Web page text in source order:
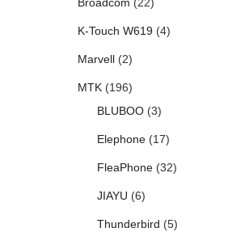
Broadcom (22)
K-Touch W619(4)
Marvell(2)
MTK(196)
BLUBOO(3)
Elephone(17)
FleaPhone(32)
JIAYU (6)
Thunderbird (5)